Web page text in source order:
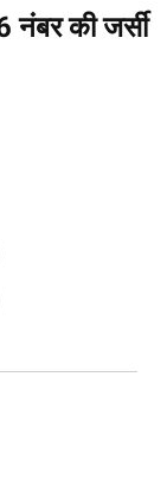
नंबर की जर्सी